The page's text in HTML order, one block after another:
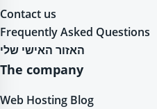
Contact us
Frequently Asked Questions
האזור האישי שלי
The company
Web Hosting Blog